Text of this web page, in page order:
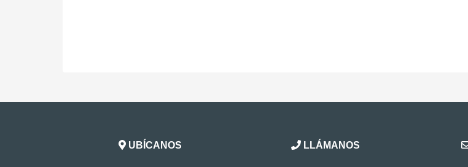
UBÍCANOS LLÁMANOS